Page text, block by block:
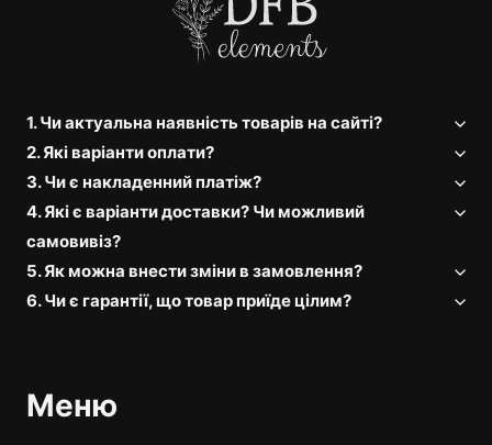
1. Чи актуальна наявність товарів на сайті?
2. Які варіанти оплати?
3. Чи є накладенний платіж?
4. Які є варіанти доставки? Чи можливий
самовивіз?
5. Як можна внести зміни в замовлення?
6. Чи є гарантії, що товар приїде цілим?
Меню